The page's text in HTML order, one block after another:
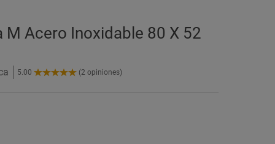
M Acero Inoxidable 80 X 52
5.00
5.00
(2 opiniones)